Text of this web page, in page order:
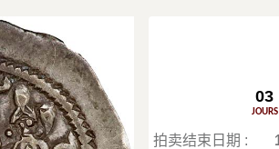
03
JOURS
拍卖结束日期 :